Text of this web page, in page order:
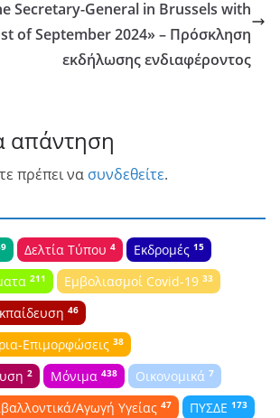
Secretary-General in Brussels with
of September 2024» – Πρόσκληση
εκδήλωσης ενδιαφέροντος
απάντηση
πρέπει να συνδεθείτε.
Δελτία Τύπου 4 Εκδρομές 15
211 Εμβολιασμοί Covid-19 33
46
Επιμορφώσεις 38
2 Μόνιμα 438 Οικονομικά 7
Αγωγή Υγείας 47 ΠΥΣΔΕ 173